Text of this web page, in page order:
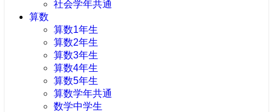
社会学年共通
算数
算数1年生
算数2年生
算数3年生
算数4年生
算数5年生
算数学年共通
数学中学生